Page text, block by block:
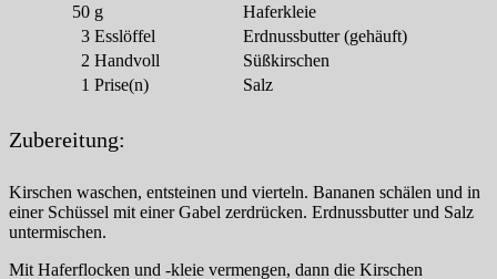
50 g
Haferkleie
3 Esslöffel
Erdnussbutter (gehäuft)
2 Handvoll
Süßkirschen
1 Prise(n) Salz
Zubereitung:
Kirschen waschen, entsteinen und vierteln. Bananen schälen und in
einer Schüssel mit einer Gabel zerdrücken. Erdnussbutter und Salz
untermischen.
Mit Haferflocken und -kleie vermengen, dann die Kirschen